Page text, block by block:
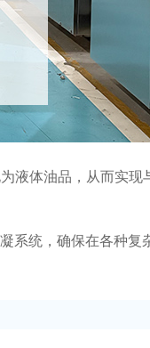
液体油品，从而实现
系统，确保在各种复